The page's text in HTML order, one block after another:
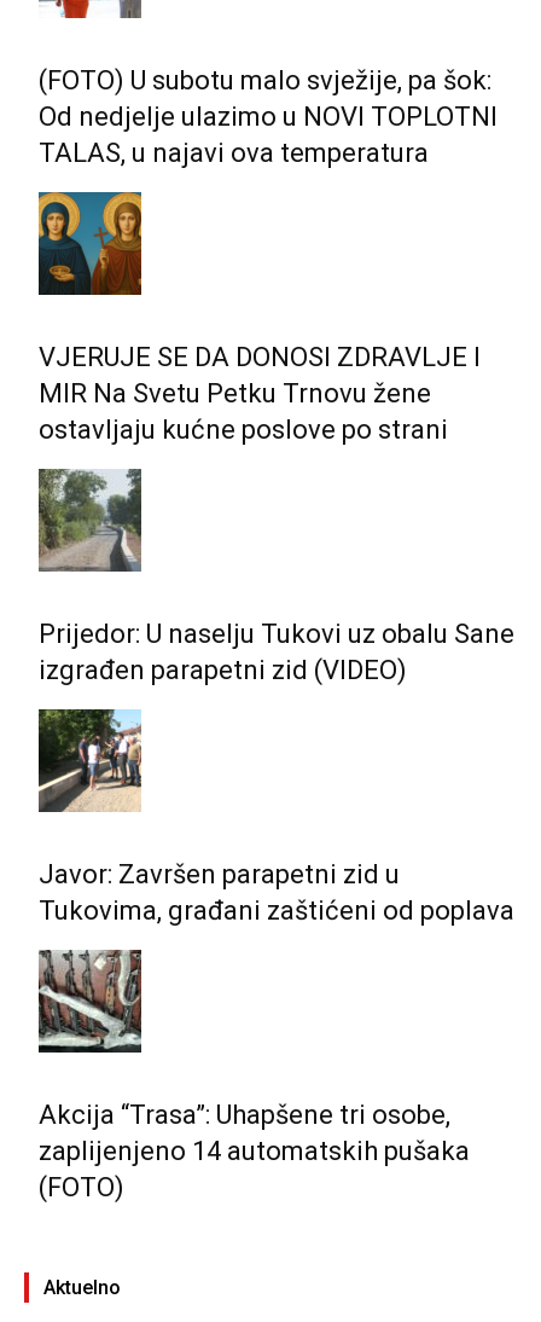
(FOTO) U subotu malo svježije, pa šok:
Od nedjelje ulazimo u NOVI TOPLOTNI
TALAS, u najavi ova temperatura
VJERUJE SE DA DONOSI ZDRAVLJE I
MIR Na Svetu Petku Trnovu žene
ostavljaju kućne poslove po strani
Prijedor: U naselju Tukovi uz obalu Sane
izgrađen parapetni zid (VIDEO)
Javor: Završen parapetni zid u
Tukovima, građani zaštićeni od poplava
Akcija “Trasa”: Uhapšene tri osobe,
zaplijenjeno 14 automatskih pušaka
(FOTO)
Aktuelno